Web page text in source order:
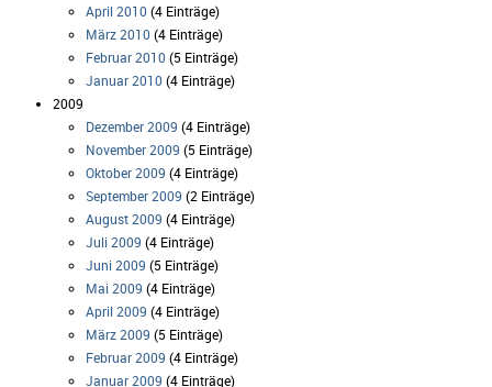
April 2010 (4 Einträge)
März 2010 (4 Einträge)
Februar 2010 (5 Einträge)
Januar 2010 (4 Einträge)
2009
Dezember 2009 (4 Einträge)
November 2009 (5 Einträge)
Oktober 2009 (4 Einträge)
September 2009 (2 Einträge)
August 2009 (4 Einträge)
Juli 2009 (4 Einträge)
Juni 2009 (5 Einträge)
Mai 2009 (4 Einträge)
April 2009 (4 Einträge)
März 2009 (5 Einträge)
Februar 2009 (4 Einträge)
Januar 2009 (4 Einträge)